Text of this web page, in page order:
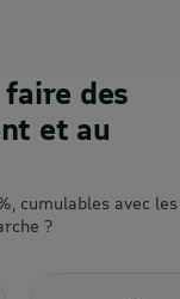
faire des
et au
cumulables avec les
?